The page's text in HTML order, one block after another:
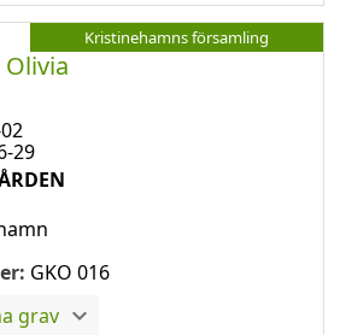
Kristinehamns församling
29
GKO 016
grav